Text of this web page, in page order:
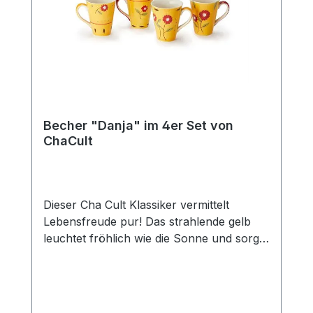
erhalten Sie so das perfekte Set für den
gedeckten Tisch und eine gemütliche Tea
Becher "Danja" im 4er Set von
ChaCult
Dieser Cha Cult Klassiker vermittelt
Lebensfreude pur! Das strahlende gelb
leuchtet fröhlich wie die Sonne und sorgt